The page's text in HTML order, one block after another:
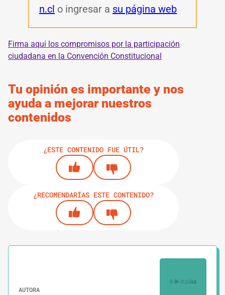
n.cl o ingresar a su página web
Firma aquí los compromisos por la participación
ciudadana en la Convención Constitucional
Tu opinión es importante y nos
ayuda a mejorar nuestros
contenidos
¿ESTE CONTENIDO FUE ÚTIL?
¿RECOMENDARÍAS ESTE CONTENIDO?
AUTORA